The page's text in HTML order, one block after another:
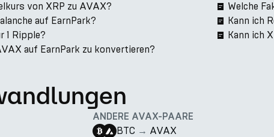
von XRP zu AVAX?
auf EarnPark?
1 Ripple?
auf EarnPark zu konvertieren?
Welche
Kann ich
Kann ich
ANDERE AVAX-PAARE
BTC → AVAX